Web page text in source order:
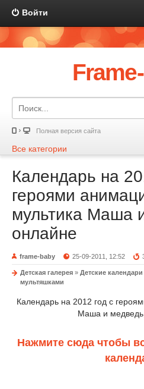
Войти
Полная версия сайта
Все категории
Календарь на
героями
мультика Маша
онлайне
frame-baby 25-09-2011, 12:52
Детская галерея » Детские
мультяшками
Календарь на 2012 год с
Маша и
Нажмите сюда чтобы